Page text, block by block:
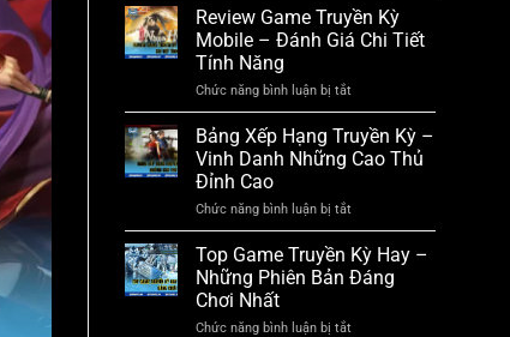
Phẩm
Kiếm
Hiệp
Truyền
Kỳ
Đông
Sân
Chơi
PK
Nghẹt
Review Game Truyền Kỳ
Mobile – Đánh Giá Chi Tiết
Tính Năng
Chức năng bình luận bị tắt
Game
Truyền
Kỳ
Giá
Chi
Tiết
Tính
Bảng Xếp Hạng Truyền Kỳ –
Vinh Danh Những Cao Thủ
Đỉnh Cao
Chức năng bình luận bị tắt
Xếp
Hạng
Truyền
Top Game Truyền Kỳ Hay –
Những Phiên Bản Đáng
Chơi Nhất
Chức năng bình luận bị tắt